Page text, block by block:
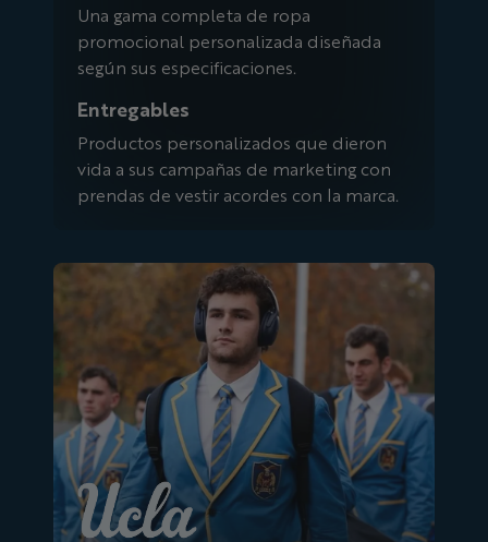
Una gama completa de ropa
promocional personalizada diseñada
según sus especificaciones.
Entregables
Productos personalizados que dieron
vida a sus campañas de marketing con
prendas de vestir acordes con la marca.
Universidad de California, Los